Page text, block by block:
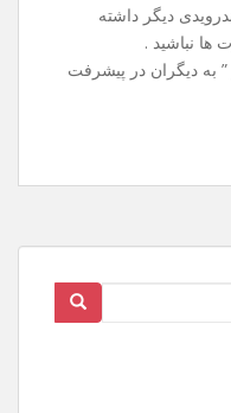
دیگر داشته
ها نباشید .
به دیگران در پیشرفت